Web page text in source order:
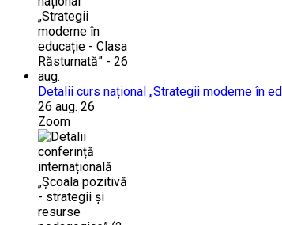
Detalii curs național „Strategii moderne în
26 aug. 26
Zoom